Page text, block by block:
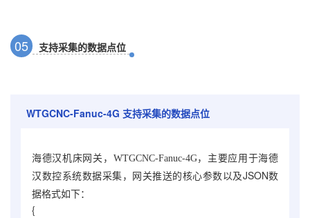
05 支持采集的数据点位
WTGCNC-Fanuc-4G 支持采集的数据点位
海德汉机床网关，WTGCNC-Fanuc-4G，主要应用于海德
汉数控系统数据采集 ，网关推送的核心参数以及JSON数
据格式如下：
{